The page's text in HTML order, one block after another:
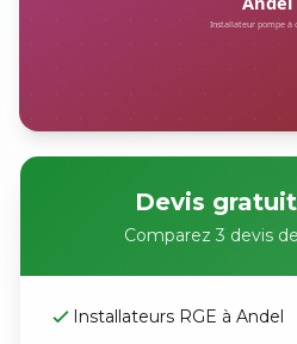
Devis
Comparez 3 devis
Installateurs RGE à Andel